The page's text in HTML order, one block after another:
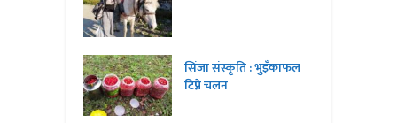
सिंजा संस्कृति : भुइँकाफल
टिप्ने चलन